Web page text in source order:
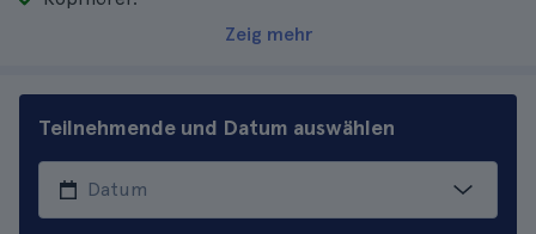
Zeig mehr
Teilnehmende und Datum auswählen